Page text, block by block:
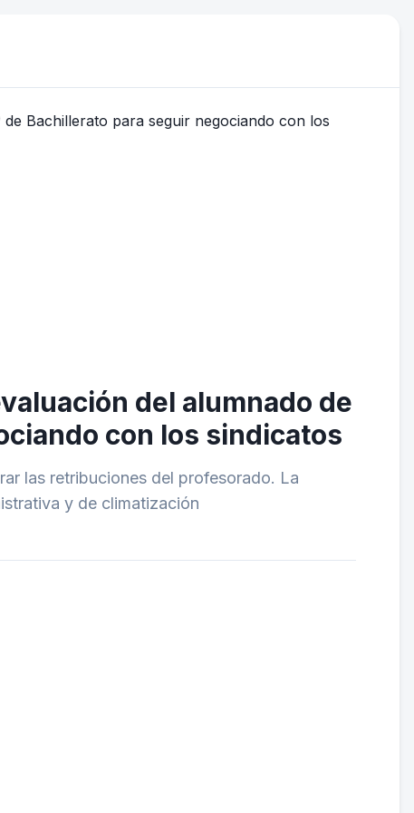
del alumnado de
con los sindicatos
las retribuciones del profesorado. La
y de climatización